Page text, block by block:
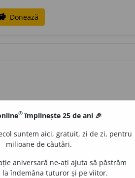
Donează
® împlinește 25 de ani 🎉
suntem aici, gratuit, zi de zi, pentru
milioane de căutări.
aniversară ne-ați ajuta să păstrăm
la îndemâna tuturor și pe viitor.